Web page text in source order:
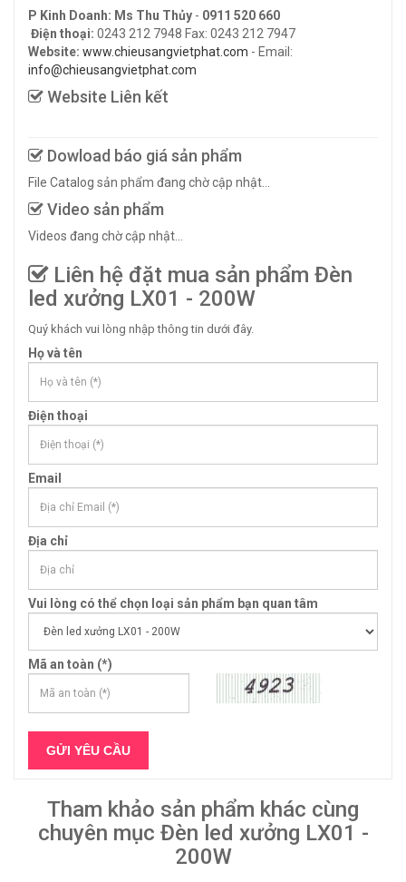
P Kinh Doanh: Ms Thu Thủy - 0911 520 660
Điện thoại: 0243 212 7948 Fax: 0243 212 7947
Website: www.chieusangvietphat.com - Email:
info@chieusangvietphat.com
Website Liên kết
Dowload báo giá sản phẩm
File Catalog sản phẩm đang chờ cập nhật...
Video sản phẩm
Videos đang chờ cập nhật...
Liên hệ đặt mua sản phẩm Đèn
led xưởng LX01 - 200W
Quý khách vui lòng nhập thông tin dưới đây.
Họ và tên
Điện thoại
Email
Địa chỉ
Vui lòng có thể chọn loại sản phẩm bạn quan tâm
Mã an toàn (*)
Tham khảo sản phẩm khác cùng
chuyên mục Đèn led xưởng LX01 -
200W